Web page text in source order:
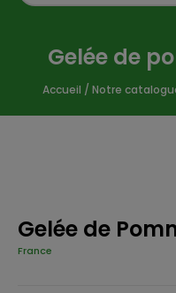
Gelée de
Accueil / Notre
Gelée de
France